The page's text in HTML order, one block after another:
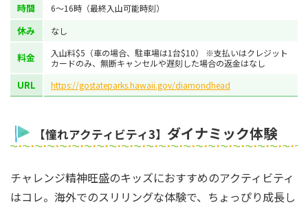
時間 6～16時（最終入山可能時刻）
休み なし
料金
入山料$5（車の場合、駐車場は1台$10） ※支払いはクレジット
カードのみ、無断キャンセルや遅刻した場合の返金はなし
URL https://gostateparks.hawaii.gov/diamondhead
【憧れアクティビティ3】 ダイナミック体験
チャレンジ精神旺盛のキッズにおすすめのアクティビティ
はコレ。海外でのスリリングな体験で、ちょっぴり成長し